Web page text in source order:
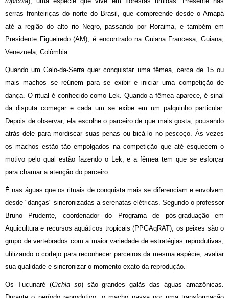
serras fronteiriças do norte do Brasil, que compreende desde o Amapá
até a região do alto rio Negro, passando por Roraima, e também em
Presidente Figueiredo (AM), é encontrado na Guiana Francesa, Guiana,
Venezuela, Colômbia.
Quando um Galo-da-Serra quer conquistar uma fêmea, cerca de 15 ou
mais machos se reúnem para se exibir e iniciar uma competição de
dança. O ritual é conhecido como Lek. Quando a fêmea aparece, é sinal
da disputa começar e cada um se exibe em um palquinho particular.
Depois de observar, ela escolhe o parceiro de que mais gosta, pousando
atrás dele para mordiscar suas penas ou bicá-lo no pescoço. Às vezes
os machos estão tão empolgados na competição que até esquecem o
motivo pelo qual estão fazendo o Lek, e a fêmea tem que se esforçar
para chamar a atenção do parceiro.
É nas águas que os rituais de conquista mais se diferenciam e envolvem
desde "danças" sincronizadas a serenatas elétricas. Segundo o professor
Bruno Prudente, coordenador do Programa de pós-graduação em
Aquicultura e recursos aquáticos tropicais (PPGAqRAT), os peixes são o
grupo de vertebrados com a maior variedade de estratégias reprodutivas,
utilizando o cortejo para reconhecer parceiros da mesma espécie, avaliar
sua qualidade e sincronizar o momento exato da reprodução.
Os Tucunaré (Cichla sp) são grandes galãs das águas amazônicas.